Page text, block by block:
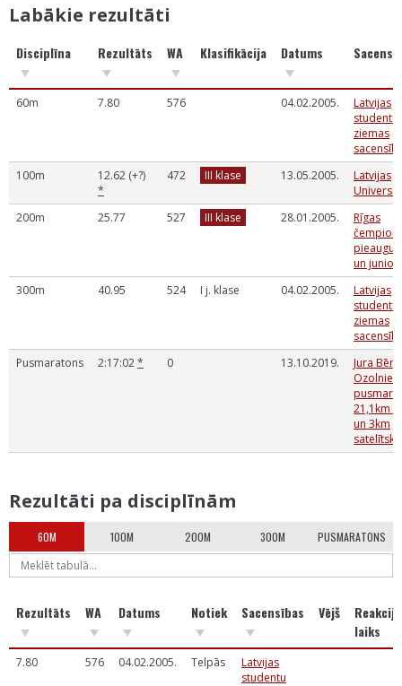
Labākie rezultāti
Disciplīna Rezultāts WA Klasifikācija Datums
60m 7.80 576 04.02.2005.
Latvijas
studentu
ziemas
100m
12.62 (+?)
*
472 III klase 13.05.2005.
Latvijas
200m
25.77 527 III klase 28.01.2005.
Rīgas
un
300m
40.95 524 I j. klase 04.02.2005.
Latvijas
studentu
ziemas
Pusmaratons
2:17:02* 0 13.10.2019.
Jura
21,1km
un 3km
Rezultāti pa disciplīnām
60M 100M 200M 300M PUSMARATONS
Rezultāts WA Datums Notiek Sacensības Vējš
laiks
7.80 576 04.02.2005. Telpās
Latvijas
studentu